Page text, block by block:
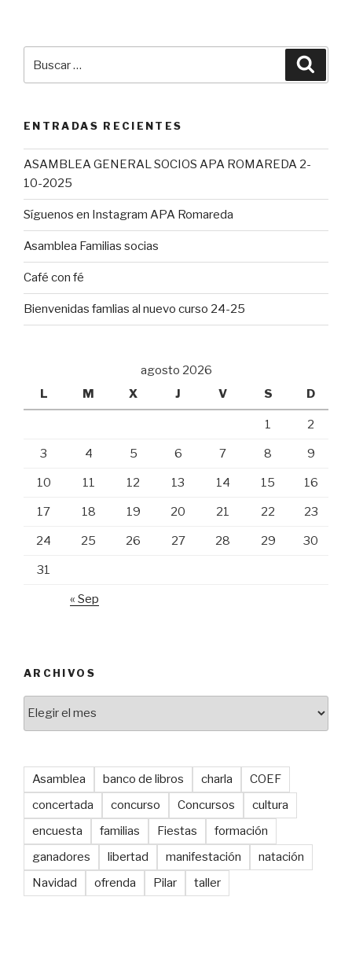
por:
ENTRADAS RECIENTES
ASAMBLEA GENERAL SOCIOS APA ROMAREDA 2-
10-2025
Síguenos en Instagram APA Romareda
Asamblea Familias socias
Café con fé
Bienvenidas famlias al nuevo curso 24-25
agosto 2026
L
M X J V S D
1 2
3 4 5 6 7 8 9
10 11 12 13 14 15 16
17 18 19 20 21 22 23
24 25 26 27 28 29 30
31
« Sep
ARCHIVOS
Asamblea banco de libros charla
COEF
concertada
concurso Concursos
cultura
encuesta
familias Fiestas
formación
ganadores
libertad manifestación
natación
Navidad
ofrenda Pilar taller